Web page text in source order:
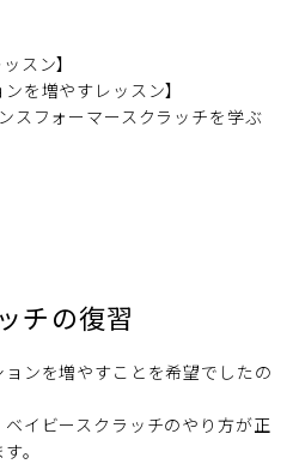
スン】
を増やすレッスン】
スフォーマースクラッチを学ぶ
チの復習
ンを増やすことを希望でしたの
イビースクラッチのやり方が正
。